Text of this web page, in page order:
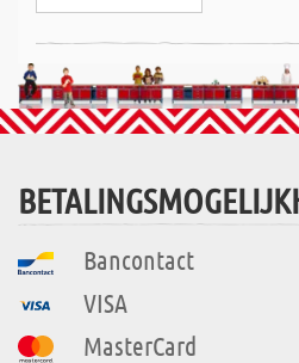
Bancontact
VISA
MasterCard